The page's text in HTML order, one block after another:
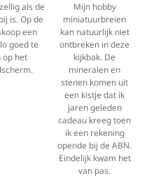
als de
is. Op de
een
goed te
op het
Mijn hobby
miniatuurbreien
kan natuurlijk niet
ontbreken in deze
kijkbak. De
mineralen en
stenen komen uit
een kistje dat ik
jaren geleden
cadeau kreeg toen
ik een rekening
opende bij de ABN.
Eindelijk kwam het
van pas.